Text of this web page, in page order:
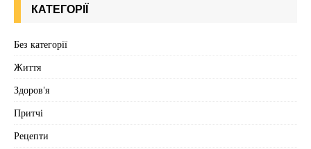
КАТЕГОРІЇ
Без категорії
Життя
Здоров'я
Притчі
Рецепти